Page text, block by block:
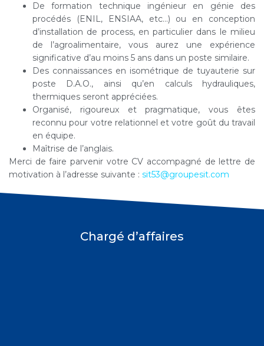
De formation technique ingénieur en génie des
procédés (ENIL, ENSIAA, etc…) ou en conception
d’installation de process, en particulier dans le milieu
de l’agroalimentaire, vous aurez une expérience
significative d’au moins 5 ans dans un poste similaire.
Des connaissances en isométrique de tuyauterie sur
poste D.A.O., ainsi qu’en calculs hydrauliques,
thermiques seront appréciées.
Organisé, rigoureux et pragmatique, vous êtes
reconnu pour votre relationnel et votre goût du travail
en équipe.
Maîtrise de l’anglais.
Merci de faire parvenir votre CV accompagné de lettre de
motivation à l’adresse suivante : sit53@groupesit.com
Chargé d’affaires